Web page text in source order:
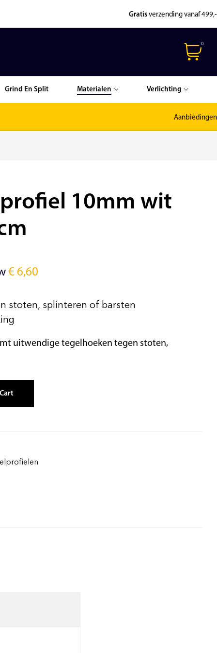
Gratis verzending vanaf 499,-
0
Grind En Split Materialen Verlichting
Aanbiedingen
10mm wit
€6,60
stoten, splinteren of barsten
uitwendige tegelhoeken tegen stoten,